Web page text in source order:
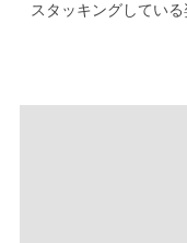
スタッキングしてい